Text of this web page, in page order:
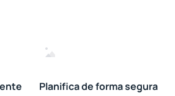
Planifica de forma segura